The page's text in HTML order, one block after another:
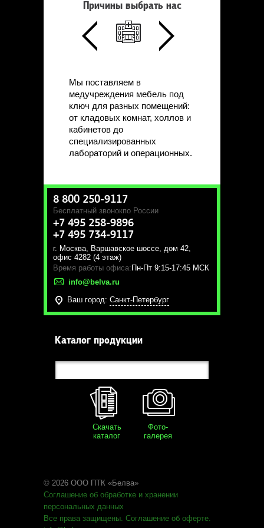
Причины выбрать нас
Мы поставляем в
медучреждения мебель под
ключ для разных помещений:
от кладовых комнат, холлов и
кабинетов до
специализированных
лабораторий и операционных.
8 800 250-9117
Бесплатный звонокпо России
+7 495 258-9896
+7 495 734-9117
г. Москва, Варшавское шоссе, дом 42,
офис 4282 (4 этаж)
Время работы офиса: Пн-Пт 9:15-17:45 МСК
info@belva.ru
Ваш город: Санкт-Петербург
Каталог продукции
Скачать
каталог
Фото-
галерея
© 2026 ООО ПТК «Белва»
Соглашение об обработке и хранении
персональных данных
Все права защищены. Соглашение об оферте.